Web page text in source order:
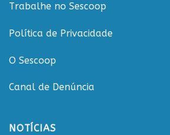
Trabalhe no Sescoop
Política de Privacidade
O Sescoop
Canal de Denúncia
NOTÍCIAS